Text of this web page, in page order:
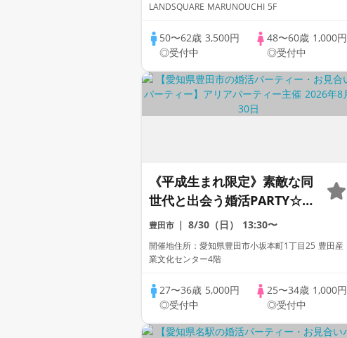
LANDSQUARE MARUNOUCHI 5F
50〜62歳 3,500円
◎受付中
48〜60歳 1,000円
◎受付中
《平成生まれ限定》素敵な同
世代と出会う婚活PARTY☆結
婚に繋がる恋を始めません
か？
豊田市 8/30（日） 13:30〜
開催地住所：愛知県豊田市小坂本町1丁目25 豊田産
業文化センター4階
27〜36歳 5,000円
◎受付中
25〜34歳 1,000円
◎受付中